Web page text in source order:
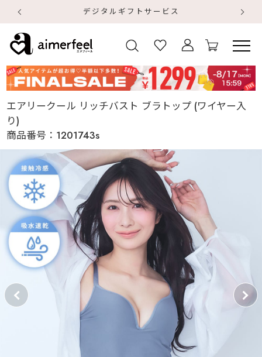
デジタルギフトサービス
エアリークール リッチバスト ブラトップ (ワイヤー入
り)
商品番号： 1201743s